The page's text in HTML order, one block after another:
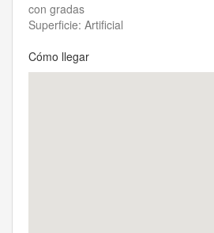
con gradas
Superficie: Artificial
Cómo llegar